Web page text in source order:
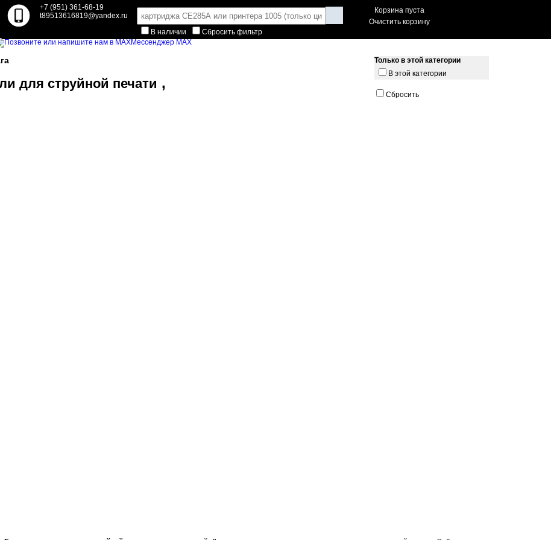
+7 (951) 361-68-19
t89513616819@yandex.ru
В наличии
Сбросить фильтр
Корзина пуста
Очистить корзину
Мессенджер MAX
для струйной печати ,
Только в этой категории
В этой категории
Сбросить